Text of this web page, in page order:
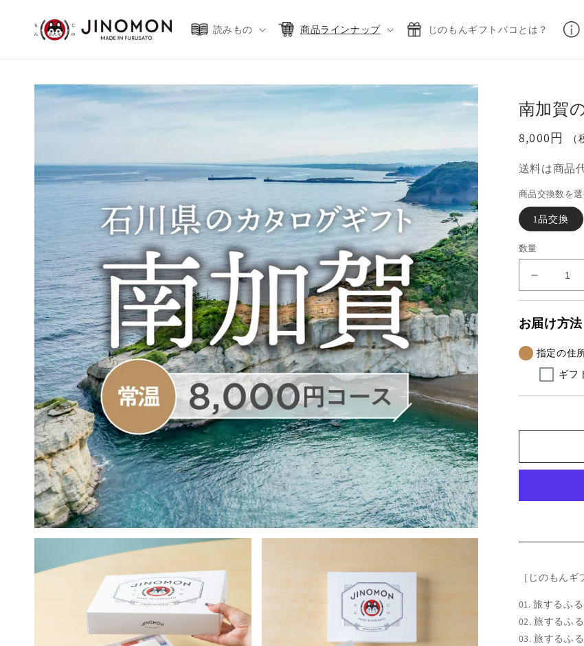
進む
読みもの 商品ラインナップ じのもんギフトバコとは？
南加賀
通
価
格
8,000円 （
送料は商品
商品交換数を選
1品交換
数量
加
賀
の
ギ
フ
ト
バ
＜
温
を
ら
お届け方法
指定の住
ギフ
［じのもん
01. 旅するふ
02. 旅するふ
03. 旅するふ